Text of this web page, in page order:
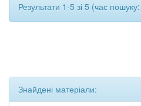
Результати 1-5 зі 5 (час
Знайдені матеріали: